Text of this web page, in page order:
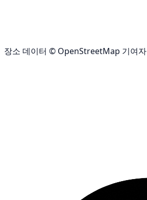
장소 데이터 © OpenStreetMap 기여자